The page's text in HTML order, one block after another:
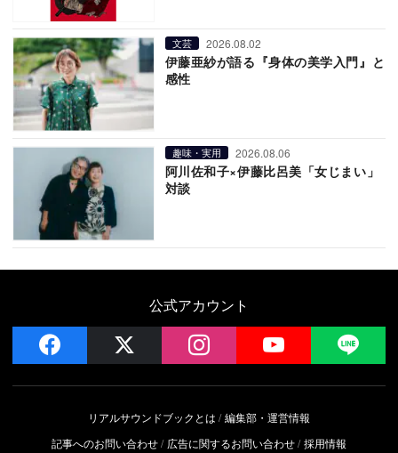
文芸 2026.08.02
伊藤亜紗が語る『身体の美学入門』と
感性
趣味・実用 2026.08.06
阿川佐和子×伊藤比呂美「女じまい」
対談
公式アカウント
facebook instagram YouTube
リアルサウンドブックとは
編集部・運営情報
記事へのお問い合わせ
広告に関するお問い合わせ 採用情報